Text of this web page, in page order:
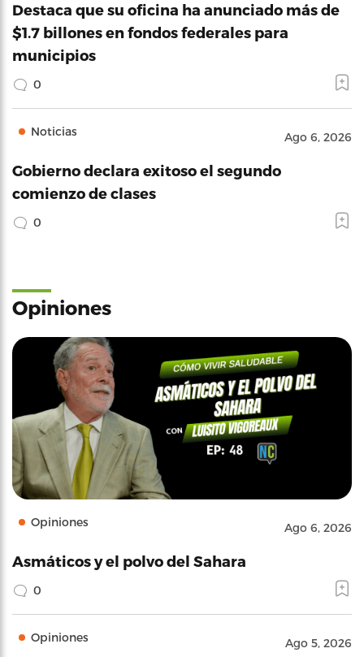
Destaca que su oficina ha anunciado más de
$1.7 billones en fondos federales para
municipios
0
Noticias Ago 6, 2026
Gobierno declara exitoso el segundo
comienzo de clases
0
Opiniones
Opiniones Ago 6, 2026
Asmáticos y el polvo del Sahara
0
Opiniones Ago 5, 2026